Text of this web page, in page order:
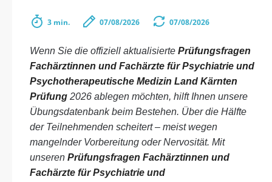
3 min. 07/08/2026 07/08/2026
Wenn Sie die offiziell aktualisierte Prüfungsfragen
Fachärztinnen und Fachärzte für Psychiatrie und
Psychotherapeutische Medizin Land Kärnten
Prüfung 2026 ablegen möchten, hilft Ihnen unsere
Übungsdatenbank beim Bestehen. Über die Hälfte
der Teilnehmenden scheitert – meist wegen
mangelnder Vorbereitung oder Nervosität. Mit
unseren Prüfungsfragen Fachärztinnen und
Fachärzte für Psychiatrie und